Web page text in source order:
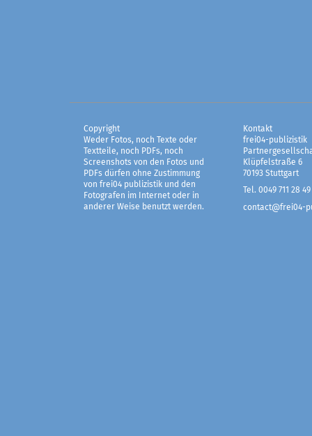
Copyright
Weder Fotos, noch Texte oder
Textteile, noch PDFs, noch
Screenshots von den Fotos und
PDFs dürfen ohne Zustimmung
von frei04 publizistik und den
Fotografen im Internet oder in
anderer Weise benutzt werden.
Kontakt
frei04-publizistik
Klüpfelstraße 6
70193 Stuttgart
Tel. 0049 711 28 49
contact@frei04-